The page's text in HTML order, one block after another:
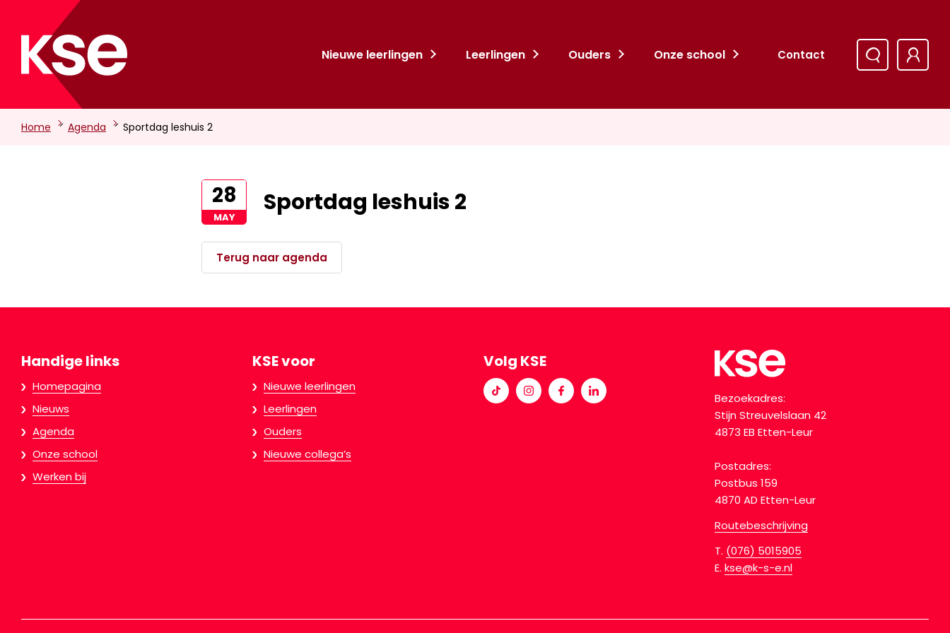
Nieuwe leerlingen Leerlingen Ouders Onze school Contact
Home -Agenda -Sportdag leshuis 2
28
MAY
Sportdag leshuis 2
Terug naar agenda
Handige links
Homepagina
Nieuws
Agenda
Onze school
Werken bij
KSE voor
Nieuwe leerlingen
Leerlingen
Ouders
Nieuwe collega’s
Volg KSE
Bezoekadres:
Stijn Streuvelslaan 42
4873 EB Etten-Leur
Postadres:
Postbus 159
4870 AD Etten-Leur
Routebeschrijving
T. (076) 5015905
E. kse@k-s-e.nl